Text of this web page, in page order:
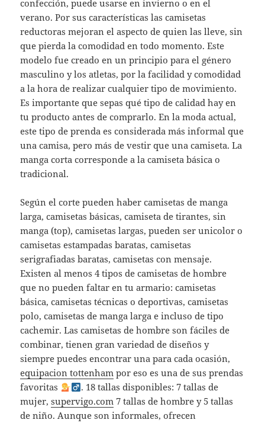
confección, puede usarse en invierno o en el
verano. Por sus características las camisetas
reductoras mejoran el aspecto de quien las lleve, sin
que pierda la comodidad en todo momento. Este
modelo fue creado en un principio para el género
masculino y los atletas, por la facilidad y comodidad
a la hora de realizar cualquier tipo de movimiento.
Es importante que sepas qué tipo de calidad hay en
tu producto antes de comprarlo. En la moda actual,
este tipo de prenda es considerada más informal que
una camisa, pero más de vestir que una camiseta. La
manga corta corresponde a la camiseta básica o
tradicional.
Según el corte pueden haber camisetas de manga
larga, camisetas básicas, camiseta de tirantes, sin
manga (top), camisetas largas, pueden ser unicolor o
camisetas estampadas baratas, camisetas
serigrafiadas baratas, camisetas con mensaje.
Existen al menos 4 tipos de camisetas de hombre
que no pueden faltar en tu armario: camisetas
básica, camisetas técnicas o deportivas, camisetas
polo, camisetas de manga larga e incluso de tipo
cachemir. Las camisetas de hombre son fáciles de
combinar, tienen gran variedad de diseños y
siempre puedes encontrar una para cada ocasión,
equipacion tottenham por eso es una de sus prendas
favoritas
. 18 tallas disponibles: 7 tallas de
mujer,supervigo.com 7 tallas de hombre y 5 tallas
de niño. Aunque son informales, ofrecen